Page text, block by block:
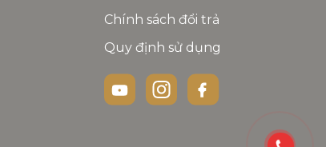
Chính sách đổi trả
Quy định sử dụng